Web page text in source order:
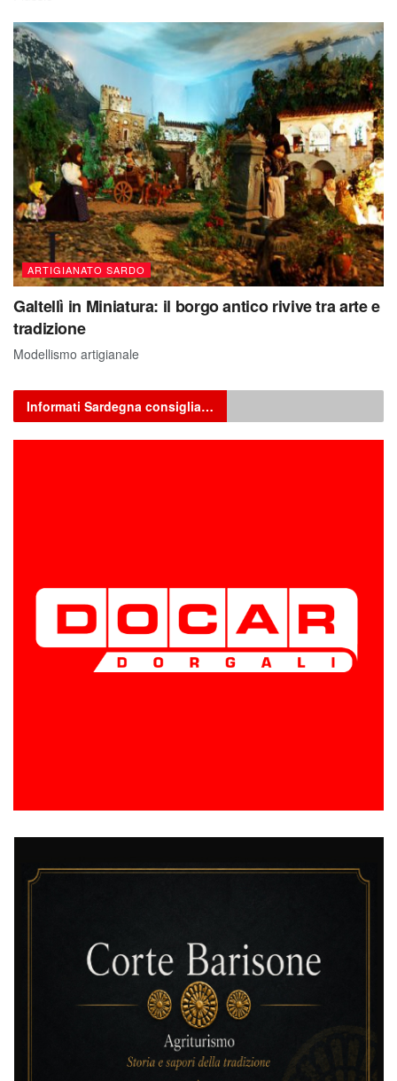
ARTIGIANATO SARDO
Galtellì in Miniatura: il borgo antico rivive tra arte e
tradizione
Modellismo artigianale
Informati Sardegna consiglia…